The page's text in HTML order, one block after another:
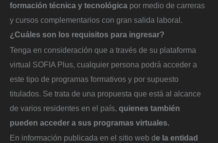
formación técnica y tecnológica por medio de carreras
y cursos complementarios con gran salida laboral.
¿Cuáles son los requisitos para ingresar?
Tenga en consideración que a través de su plataforma
virtual SOFIA Plus, cualquier persona podrá acceder a
este tipo de programas formativos y por supuesto
titulados. Se trata de una propuesta que está al alcance
de varios residentes en el país, quienes también
pueden acceder a sus programas virtuales.
En información publicada en el sitio web de la entidad